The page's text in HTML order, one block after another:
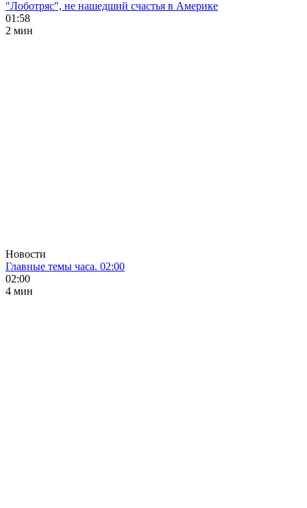
"Лоботряс", не нашедший счастья в Америке
01:58
2 мин
Новости
Главные темы часа. 02:00
02:00
4 мин